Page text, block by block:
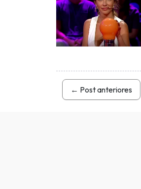
← Post anteriores